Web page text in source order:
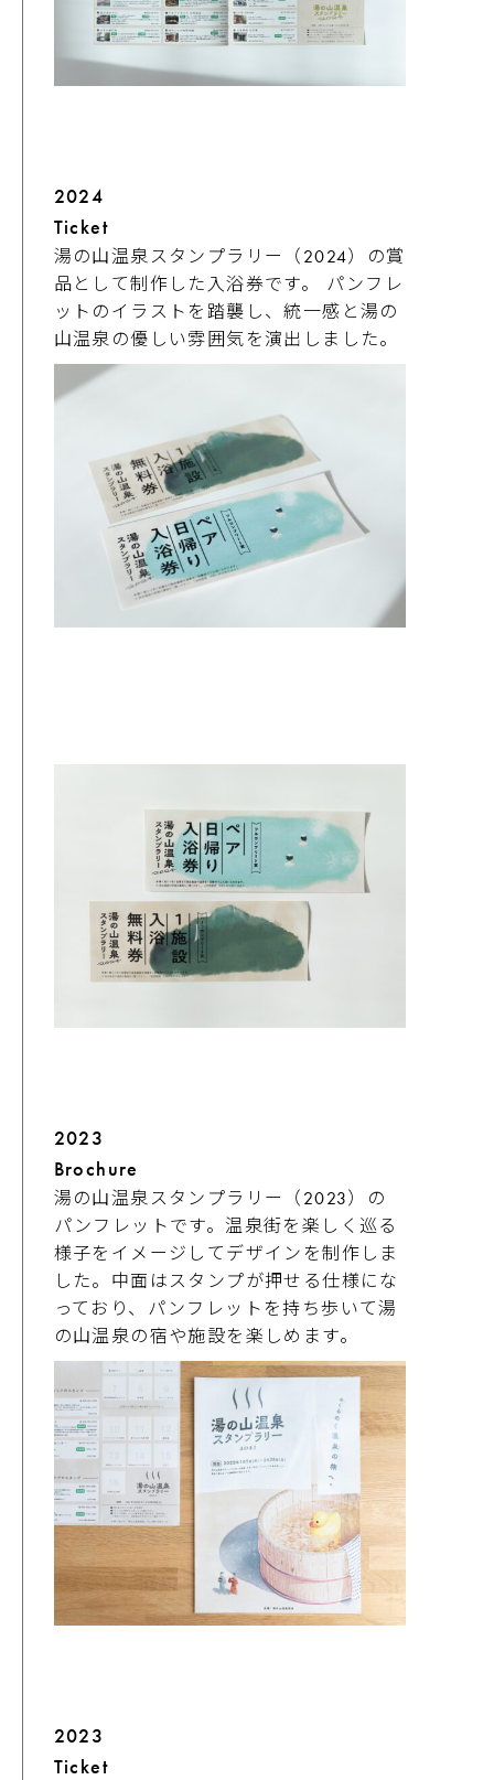
2024
Ticket
湯の山温泉スタンプラリー（2024）の賞
品として制作した入浴券です。 パンフレ
ットのイラストを踏襲し、統一感と湯の
山温泉の優しい雰囲気を演出しました。
2023
Brochure
湯の山温泉スタンプラリー（2023）の
パンフレットです。温泉街を楽しく巡る
様子をイメージしてデザインを制作しま
した。中面はスタンプが押せる仕様にな
っており、パンフレットを持ち歩いて湯
の山温泉の宿や施設を楽しめます。
2023
Ticket